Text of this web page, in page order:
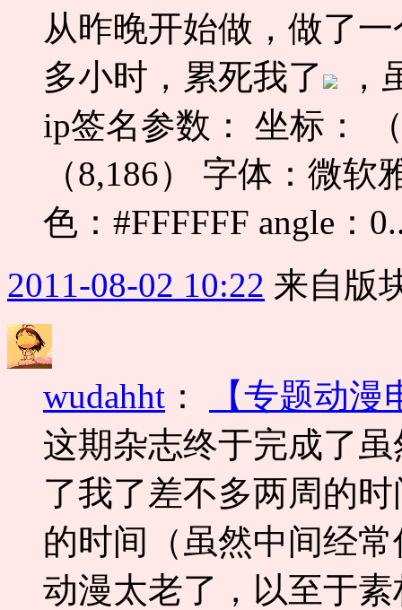
从昨晚开始做，做了
多小时，累死我了
，
ip签名参数： 坐标：
（8,186） 字体：微软
色：#FFFFFF angle：
2011-08-02 10:22 来自版
wudahht ：
【专题动
这期杂志终于完成了
了我了差不多两周的
的时间（虽然中间经
动漫太老了，以至于